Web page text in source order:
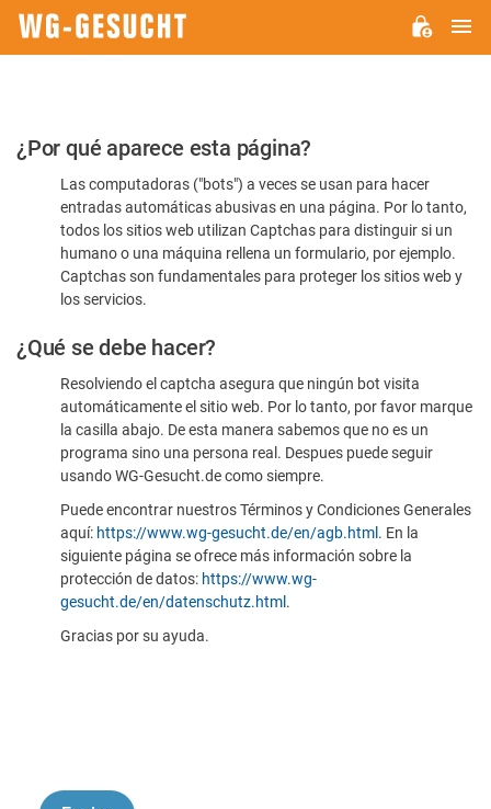
Por
favor,
confirme
humano
¿Por qué aparece esta página?
Las computadoras ("bots") a veces se usan para hacer
entradas automáticas abusivas en una página. Por lo tanto,
todos los sitios web utilizan Captchas para distinguir si un
humano o una máquina rellena un formulario, por ejemplo.
Captchas son fundamentales para proteger los sitios web y
los servicios.
¿Qué se debe hacer?
Resolviendo el captcha asegura que ningún bot visita
automáticamente el sitio web. Por lo tanto, por favor marque
la casilla abajo. De esta manera sabemos que no es un
programa sino una persona real. Despues puede seguir
usando WG-Gesucht.de como siempre.
Puede encontrar nuestros Términos y Condiciones Generales
aquí: https://www.wg-gesucht.de/en/agb.html . En la
siguiente página se ofrece más información sobre la
protección de datos: https://www.wg-
gesucht.de/en/datenschutz.html .
Gracias por su ayuda.